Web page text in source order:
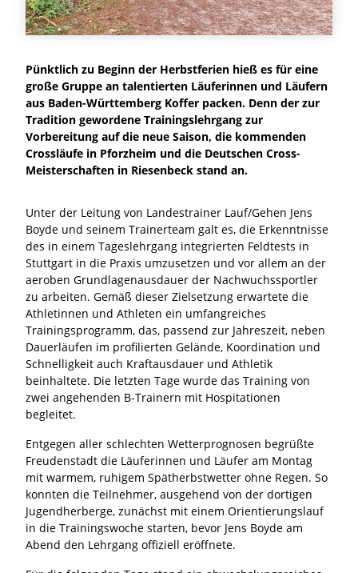
Pünktlich zu Beginn der Herbstferien hieß es für eine
große Gruppe an talentierten Läuferinnen und Läufern
aus Baden-Württemberg Koffer packen. Denn der zur
Tradition gewordene Trainingslehrgang zur
Vorbereitung auf die neue Saison, die kommenden
Crossläufe in Pforzheim und die Deutschen Cross-
Meisterschaften in Riesenbeck stand an.
Unter der Leitung von Landestrainer Lauf/Gehen Jens
Boyde und seinem Trainerteam galt es, die Erkenntnisse
des in einem Tageslehrgang integrierten Feldtests in
Stuttgart in die Praxis umzusetzen und vor allem an der
aeroben Grundlagenausdauer der Nachwuchssportler
zu arbeiten. Gemäß dieser Zielsetzung erwartete die
Athletinnen und Athleten ein umfangreiches
Trainingsprogramm, das, passend zur Jahreszeit, neben
Dauerläufen im profilierten Gelände, Koordination und
Schnelligkeit auch Kraftausdauer und Athletik
beinhaltete. Die letzten Tage wurde das Training von
zwei angehenden B-Trainern mit Hospitationen
begleitet.
Entgegen aller schlechten Wetterprognosen begrüßte
Freudenstadt die Läuferinnen und Läufer am Montag
mit warmem, ruhigem Spätherbstwetter ohne Regen. So
konnten die Teilnehmer, ausgehend von der dortigen
Jugendherberge, zunächst mit einem Orientierungslauf
in die Trainingswoche starten, bevor Jens Boyde am
Abend den Lehrgang offiziell eröffnete.